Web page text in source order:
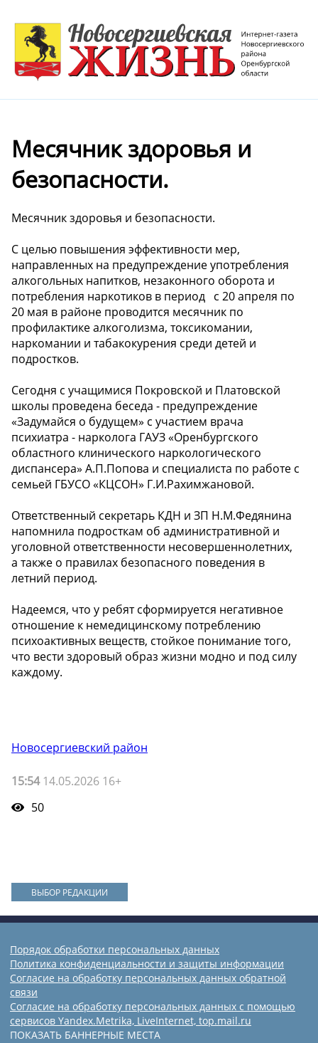
Месячник здоровья и
безопасности.
Месячник здоровья и безопасности.
С целью повышения эффективности мер,
направленных на предупреждение употребления
алкогольных напитков, незаконного оборота и
потребления наркотиков в период с 20 апреля по
20 мая в районе проводится месячник по
профилактике алкоголизма, токсикомании,
наркомании и табакокурения среди детей и
подростков.
Сегодня с учащимися Покровской и Платовской
школы проведена беседа - предупреждение
«Задумайся о будущем» с участием врача
психиатра - нарколога ГАУЗ «Оренбургского
областного клинического наркологического
диспансера» А.П.Попова и специалиста по работе с
семьей ГБУСО «КЦСОН» Г.И.Рахимжановой.
Ответственный секретарь КДН и ЗП Н.М.Федянина
напомнила подросткам об административной и
уголовной ответственности несовершеннолетних,
а также о правилах безопасного поведения в
летний период.
Надеемся, что у ребят сформируется негативное
отношение к немедицинскому потреблению
психоактивных веществ, стойкое понимание того,
что вести здоровый образ жизни модно и под силу
каждому.
Новосергиевский район
15:5414.05.2026 16+
50
ВЫБОР РЕДАКЦИИ
Порядок обработки персональных данных
Политика конфиденциальности и защиты информации
Согласие на обработку персональных данных обратной
связи
Согласие на обработку персональных данных с помощью
сервисов Yandex.Metrika, LiveInternet, top.mail.ru
ПОКАЗАТЬ БАННЕРНЫЕ МЕСТА